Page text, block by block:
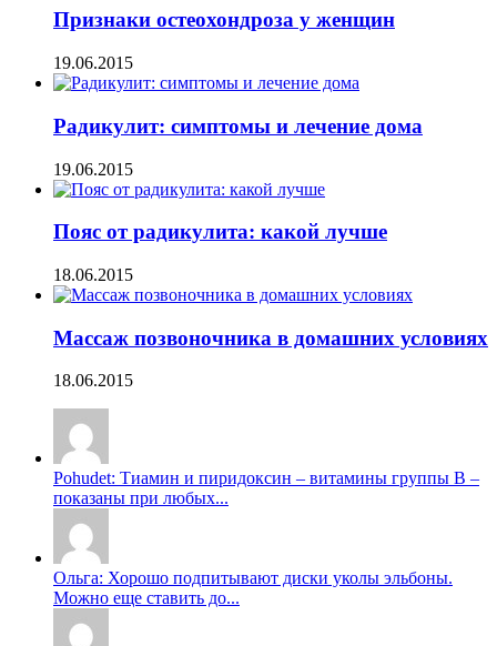
Признаки остеохондроза у женщин
19.06.2015
Радикулит: симптомы и лечение дома
19.06.2015
Пояс от радикулита: какой лучше
18.06.2015
Массаж позвоночника в домашних условиях
18.06.2015
Pohudet: Тиамин и пиридоксин – витамины группы B –
показаны при любых...
Ольга: Хорошо подпитывают диски уколы эльбоны.
Можно еще ставить до...